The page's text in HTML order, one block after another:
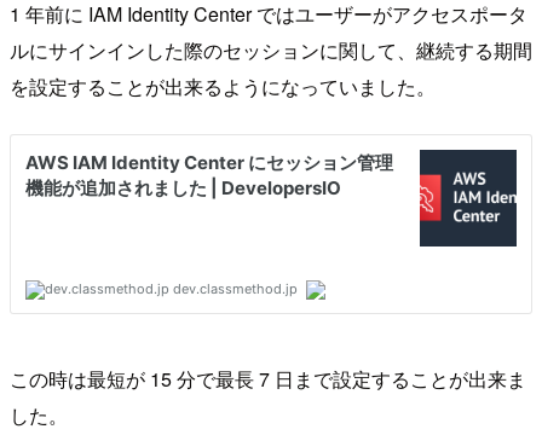
1 年前に IAM Identity Center ではユーザーがアクセスポータ
ルにサインインした際のセッションに関して、継続する期間
を設定することが出来るようになっていました。
この時は最短が 15 分で最長 7 日まで設定することが出来ま
した。